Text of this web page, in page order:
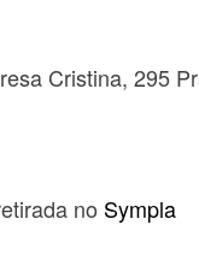
Cristina, 295
no Sympla